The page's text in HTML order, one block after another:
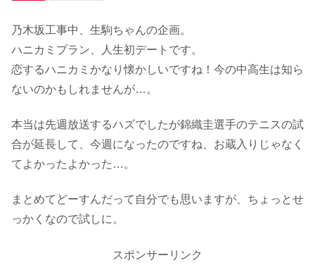
乃木坂工事中、生駒ちゃんの企画。
ハニカミプラン、人生初デートです。
恋するハニカミかなり懐かしいですね！今の中高生は知ら
ないのかもしれませんが…。
本当は先週放送するハズでしたが錦織圭選手のテニスの試
合が延長して、今週になったのですね、お蔵入りじゃなく
てよかったよかった…。
まとめてどーすんだって自分でも思いますが、ちょっとせ
っかくなので試しに。
スポンサーリンク